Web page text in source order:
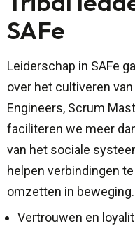
SAFe
Leiderschap in SAFe
over het cultiveren
Engineers, Scrum
faciliteren we meer
van het sociale
helpen verbindingen
omzetten in
Vertrouwen en